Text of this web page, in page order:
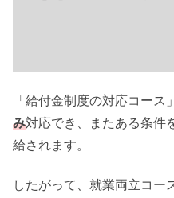
「給付金制度の対応コース
み対応でき、またある条件
給されます。
したがって、就業両立コー